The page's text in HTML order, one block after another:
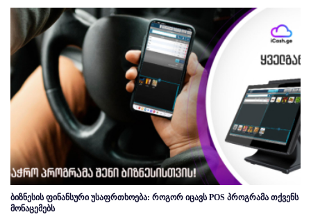
ბიზნესის ფინანსური უსაფრთხოება: როგორ იცავს POS პროგრამა თქვენს
მონაცემებს